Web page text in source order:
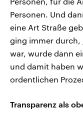
Personen. Und
eine Art Straße
ging immer durch,
war, wurde dann
und damit haben
ordentlichen
Transparenz als